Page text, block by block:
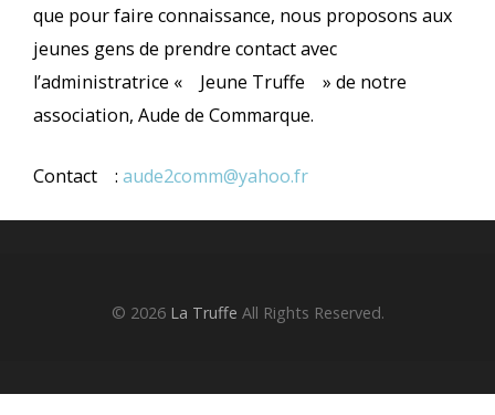
que pour faire connaissance, nous proposons aux
jeunes gens de prendre contact avec
l’administratrice « Jeune Truffe » de notre
association, Aude de Commarque.
Contact : aude2comm@yahoo.fr
© 2026 La Truffe All Rights Reserved.